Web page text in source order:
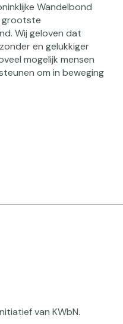
Wandelbond
grootste
Wij geloven dat
en gelukkiger
mogelijk mensen
om in beweging
van KWbN.